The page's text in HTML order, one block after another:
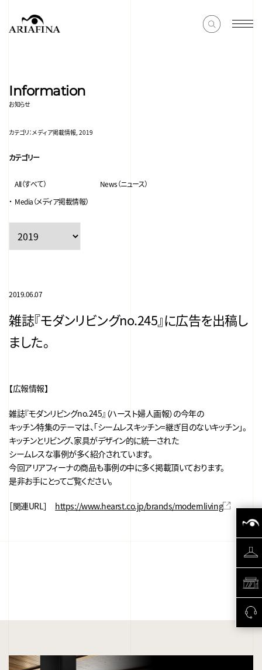
Information
お知らせ
カテゴリ：メディア掲載情報, 2019
カテゴリー
All（すべて）
News（ニュース）
Media（メディア掲載情報）
2019.06.07
雑誌『モダンリビングno.245』に広告を出稿し
ました。
【広報情報】
雑誌『モダンリビングno.245』（ハースト婦人画報）の今年の
キッチン特集のテーマは、「シームレスキッチン=継ぎ目のないキッチン」。
キッチンとリビング、家具がデザイン的に統一された
シームレスな事例が多く紹介されています。
今回アリアフィーナの商品も事例の中に多く掲載頂いております。
是非お手にとってご覧ください。
［関連URL］ https://www.hearst.co.jp/brands/modernliving